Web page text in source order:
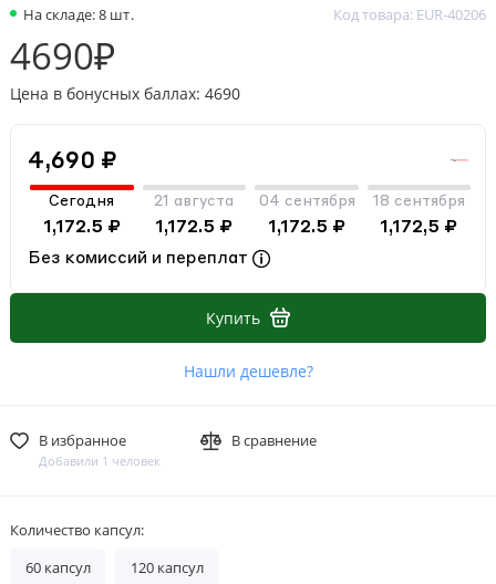
На складе: 8 шт. Код товара: EUR-40206
4690₽
Цена в бонусных баллах: 4690
4,690 ₽
Сегодня
1,172.5 ₽
21 августа
1,172.5 ₽
04 сентября
1,172.5 ₽
18 сентября
1,172,5 ₽
Без комиссий и переплат
Купить
Нашли дешевле?
В избранное
Добавили 1 человек
В сравнение
Количество капсул:
60 капсул 120 капсул